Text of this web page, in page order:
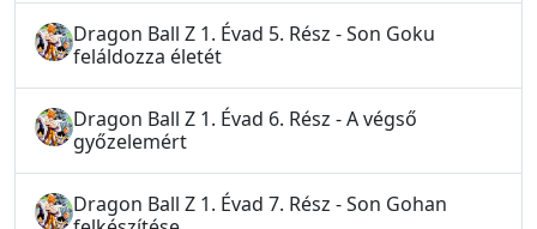
Dragon Ball Z 1. Évad 5. Rész - Son Goku
feláldozza életét
Dragon Ball Z 1. Évad 6. Rész - A végső
győzelemért
Dragon Ball Z 1. Évad 7. Rész - Son Gohan